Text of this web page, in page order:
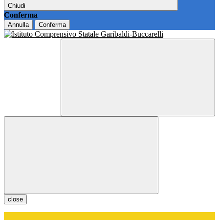
Chiudi
Conferma
Annulla Conferma
close